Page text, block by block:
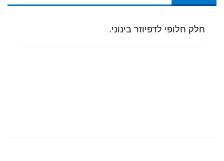
חלק חלופי לדפיוזר בינוני.